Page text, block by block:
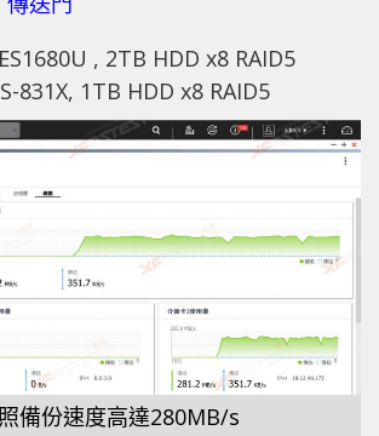
, 2TB HDD x8 RAID5
831X, 1TB HDD x8 RAID5
備份速度高達280MB/s